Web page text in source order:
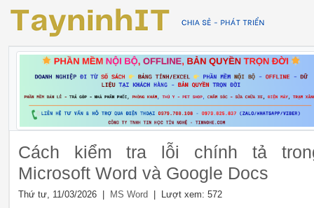
Cách kiểm tra lỗi chính tả
Microsoft Word và Google Docs
Thứ tư, 11/03/2026 | MS Word| Lượt xem: 572